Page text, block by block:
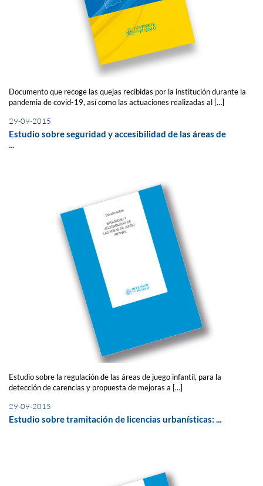
Documento que recoge las quejas recibidas por la institución durante la
pandemia de covid-19, así como las actuaciones realizadas al […]
29-09-2015
Estudio sobre seguridad y accesibilidad de las áreas de
...
Estudio sobre la regulación de las áreas de juego infantil, para la
detección de carencias y propuesta de mejoras a […]
29-09-2015
Estudio sobre tramitación de licencias urbanísticas: ...